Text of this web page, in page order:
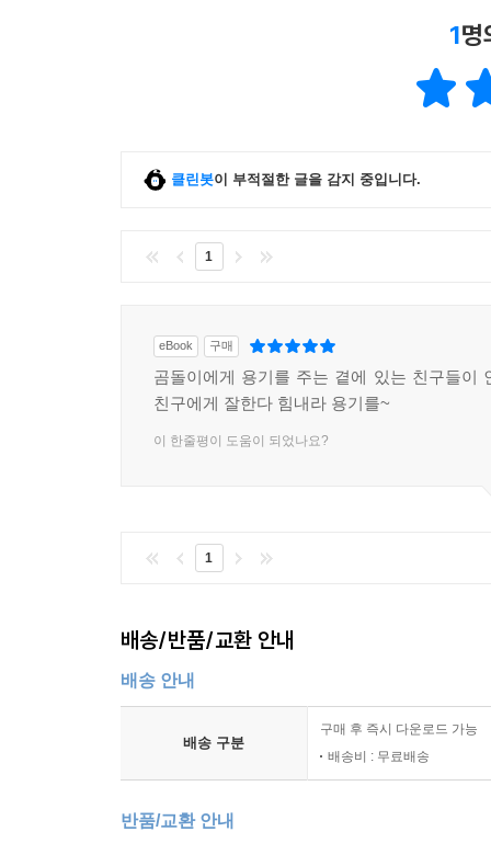
1명
클린봇이 부적절한 글을 감지 중입니다.
1
eBook 구매
곰돌이에게 용기를 주는 곁에 있는 친구들이
친구에게 잘한다 힘내라 용기를~
이 한줄평이 도움이 되었나요?
1
배송/반품/교환 안내
배송 안내
배송 구분
구매 후 즉시 다운로드 가능
배송비 : 무료배송
반품/교환 안내